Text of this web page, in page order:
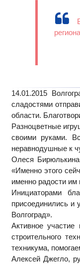
14.01.2015
сладостями
области.
Разноцветные
своими руками.
неравнодушные к
Олеся
«Именно этого
именно радости им
Инициаторами
присоединились и
Волгоград».
Активное участие
строительного
техникума,
Алексей Джегло,